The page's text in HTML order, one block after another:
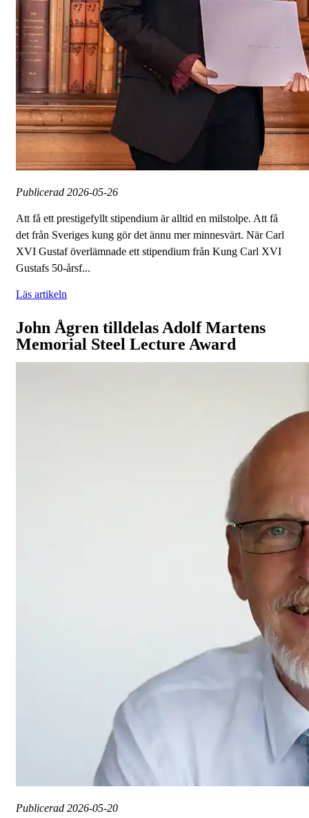
Publicerad 2026-05-26
Att få ett prestigefyllt stipendium är alltid en milstolpe. Att få
det från Sveriges kung gör det ännu mer minnesvärt. När Carl
XVI Gustaf överlämnade ett stipendium från Kung Carl XVI
Gustafs 50-årsf...
Läs artikeln
John Ågren tilldelas Adolf Martens
Memorial Steel Lecture Award
Publicerad 2026-05-20